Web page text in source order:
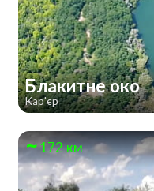
Блакитне око
Кар'єр
172 км